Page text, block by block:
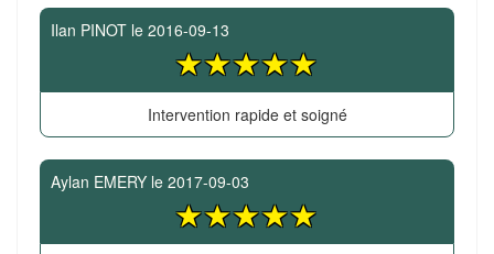
Ilan PINOT le 2016-09-13
Intervention rapide et soigné
Aylan EMERY le 2017-09-03